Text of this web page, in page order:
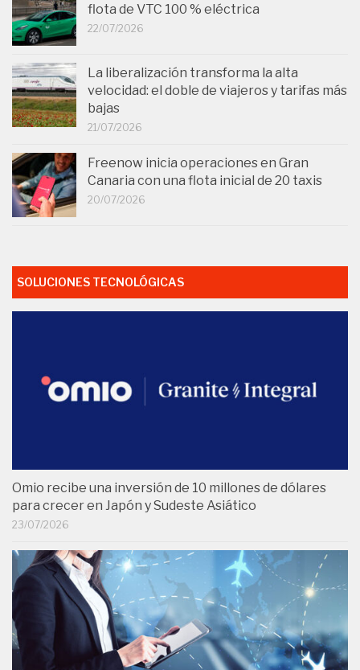
flota de VTC 100 % eléctrica
22/07/2026
La liberalización transforma la alta
velocidad: el doble de viajeros y tarifas más
bajas
21/07/2026
Freenow inicia operaciones en Gran
Canaria con una flota inicial de 20 taxis
20/07/2026
SOLUCIONES TECNOLÓGICAS
Omio recibe una inversión de 10 millones de dólares
para crecer en Japón y Sudeste Asiático
23/07/2026